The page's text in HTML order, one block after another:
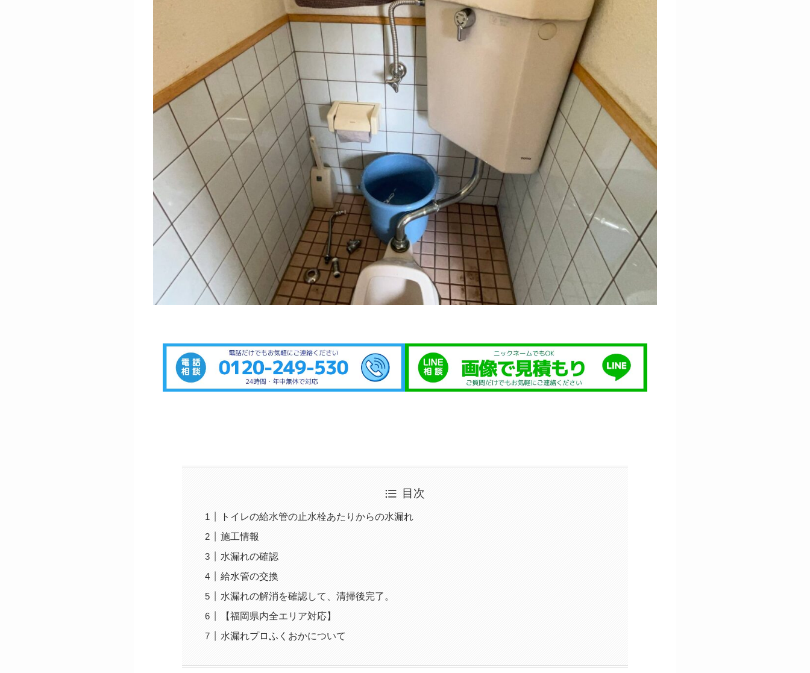
目次
トイレの給水管の止水栓あたりからの水漏れ
施工情報
水漏れの確認
給水管の交換
水漏れの解消を確認して、清掃後完了。
【福岡県内全エリア対応】
水漏れプロふくおかについて